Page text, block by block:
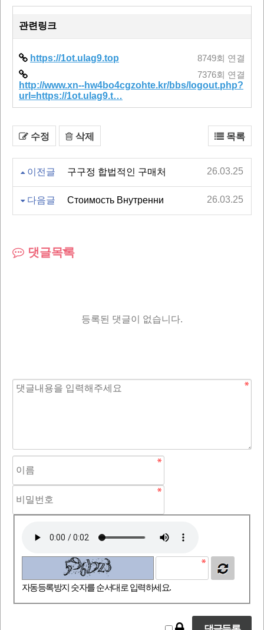
관련링크
https://1ot.ulag9.top 8749회 연결
http://www.xn--hw4bo4cgzohte.kr/bbs/logout.php?
url=https://1ot.ulag9.t…
7376회 연결
수정 삭제 목록
이전글 구구정 합법적인 구매처 26.03.25
다음글 Стоимость Внутренни 26.03.25
댓글목록
등록된 댓글이 없습니다.
자동등록방지 숫자를 순서대로 입력하세요.